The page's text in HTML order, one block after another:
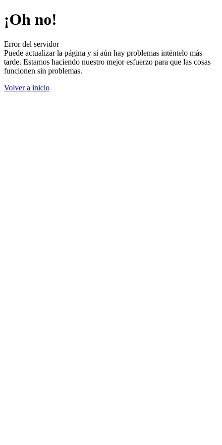
¡Oh no!
Error del servidor
Puede actualizar la página y si aún hay problemas inténtelo más
tarde. Estamos haciendo nuestro mejor esfuerzo para que las cosas
funcionen sin problemas.
Volver a inicio